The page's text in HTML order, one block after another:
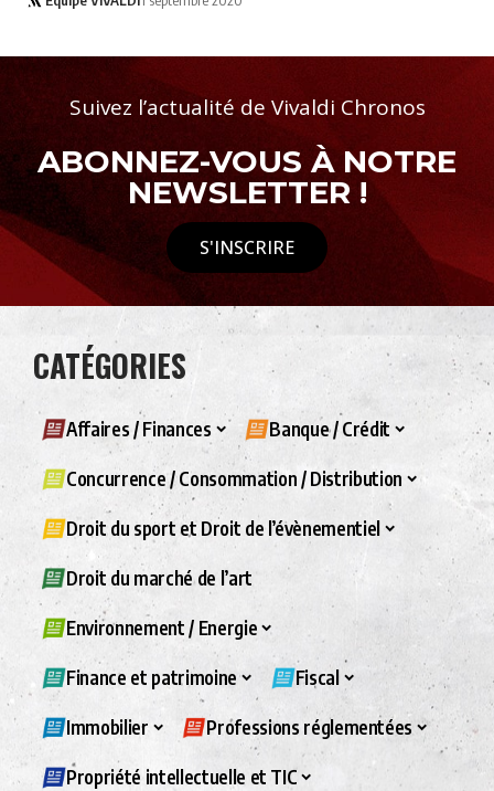
Suivez l’actualité de Vivaldi Chronos
ABONNEZ-VOUS À NOTRE
NEWSLETTER !
S'INSCRIRE
CATÉGORIES
Affaires / Finances Banque / Crédit
Concurrence / Consommation / Distribution
Droit du sport et Droit de l’évènementiel
Droit du marché de l’art
Environnement / Energie
Finance et patrimoine Fiscal
Immobilier Professions réglementées
Propriété intellectuelle et TIC